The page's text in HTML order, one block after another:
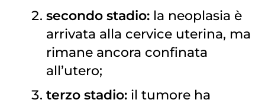
secondo stadio:la neoplasia è
arrivata alla cervice uterina, ma
rimane ancora confinata
all’utero;
terzo stadio:il tumore ha